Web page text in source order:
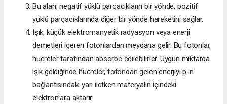
Bu alan, negatif yüklü parçacıkların bir yönde, pozitif
yüklü parçacıklarında diğer bir yönde hareketini sağlar.
Işık, küçük elektromanyetik radyasyon veya enerji
demetleri içeren fotonlardan meydana gelir. Bu fotonlar,
hücreler tarafından absorbe edilebilirler. Uygun miktarda
ışık geldiğinde hücreler, fotondan gelen enerjiyi p-n
bağlantısındaki yarı iletken materyalin içindeki
elektronlara aktarır.